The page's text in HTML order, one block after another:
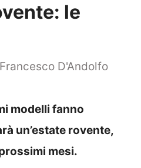
le
Francesco D'Andolfo
modelli fanno
un’estate rovente,
mesi.